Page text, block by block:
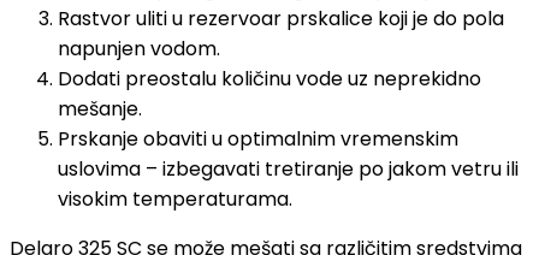
Rastvor uliti u rezervoar prskalice koji je do pola
napunjen vodom.
Dodati preostalu količinu vode uz neprekidno
mešanje.
Prskanje obaviti u optimalnim vremenskim
uslovima – izbegavati tretiranje po jakom vetru ili
visokim temperaturama.
Delaro 325 SC se može mešati sa različitim sredstvima